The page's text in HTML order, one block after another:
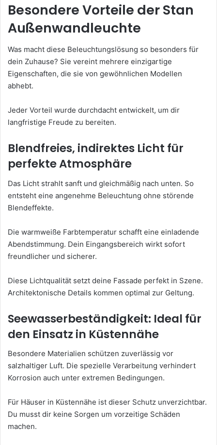
Besondere Vorteile der Stan
Außenwandleuchte
Was macht diese Beleuchtungslösung so besonders für
dein Zuhause? Sie vereint mehrere einzigartige
Eigenschaften, die sie von gewöhnlichen Modellen
abhebt.
Jeder Vorteil wurde durchdacht entwickelt, um dir
langfristige Freude zu bereiten.
Blendfreies, indirektes Licht für
perfekte Atmosphäre
Das Licht strahlt sanft und gleichmäßig nach unten. So
entsteht eine angenehme Beleuchtung ohne störende
Blendeffekte.
Die warmweiße Farbtemperatur schafft eine einladende
Abendstimmung. Dein Eingangsbereich wirkt sofort
freundlicher und sicherer.
Diese Lichtqualität setzt deine Fassade perfekt in Szene.
Architektonische Details kommen optimal zur Geltung.
Seewasserbeständigkeit: Ideal für
den Einsatz in Küstennähe
Besondere Materialien schützen zuverlässig vor
salzhaltiger Luft. Die spezielle Verarbeitung verhindert
Korrosion auch unter extremen Bedingungen.
Für Häuser in Küstennähe ist dieser Schutz unverzichtbar.
Du musst dir keine Sorgen um vorzeitige Schäden
machen.